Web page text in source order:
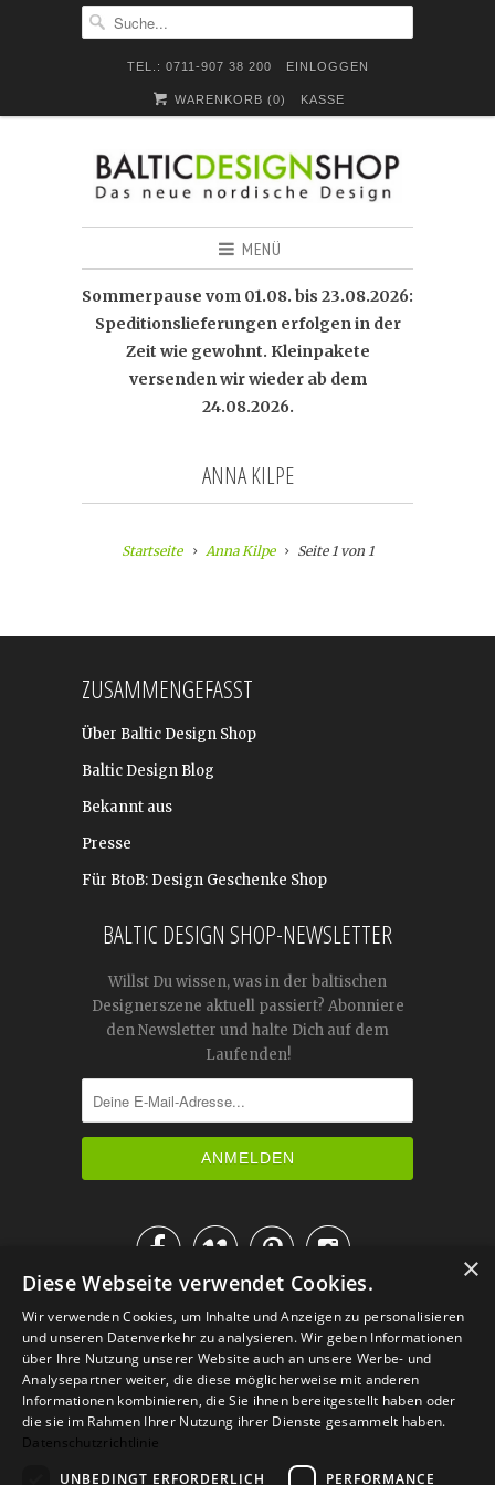
TEL.: 0711-907 38 200 EINLOGGEN
WARENKORB (0) KASSE
MENÜ
Sommerpause vom 01.08. bis 23.08.2026:
Speditionslieferungen erfolgen in der
Zeit wie gewohnt. Kleinpakete
versenden wir wieder ab dem
24.08.2026.
ANNA KILPE
Startseite Anna Kilpe Seite 1 von 1
ZUSAMMENGEFASST
Über Baltic Design Shop
Baltic Design Blog
Bekannt aus
Presse
Für BtoB: Design Geschenke Shop
BALTIC DESIGN SHOP-NEWSLETTER
Willst Du wissen, was in der baltischen
Designerszene aktuell passiert? Abonniere
den Newsletter und halte Dich auf dem
Laufenden!

IM KATALOG BLÄTTERN
×
Diese Webseite verwendet Cookies.
Wir verwenden Cookies, um Inhalte und Anzeigen zu personalisieren
und unseren Datenverkehr zu analysieren. Wir geben Informationen
über Ihre Nutzung unserer Website auch an unsere Werbe- und
Analysepartner weiter, die diese möglicherweise mit anderen
Informationen kombinieren, die Sie ihnen bereitgestellt haben oder
die sie im Rahmen Ihrer Nutzung ihrer Dienste gesammelt haben.
Datenschutzrichtlinie
UNBEDINGT ERFORDERLICH
PERFORMANCE